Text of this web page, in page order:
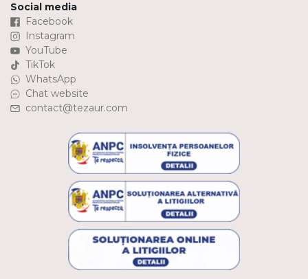
Social media
Facebook
Instagram
YouTube
TikTok
WhatsApp
Chat website
contact@tezaur.com